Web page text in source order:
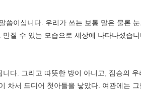
씀이십니다. 우리가 쓰는 보통 말은 물론
질 수 있는 모습으로 세상에 나타나셨습
다. 그리고 따뜻한 방이 아니고, 짐승의
차서 드디어 첫아들을 낳았다. 여관에는